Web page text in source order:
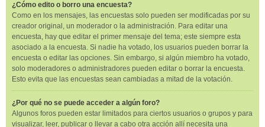
¿Cómo edito o borro una encuesta?
Como en los mensajes, las encuestas solo pueden ser modificadas por su
creador original, un moderador o la administración. Para editar una
encuesta, hay que editar el primer mensaje del tema; este siempre esta
asociado a la encuesta. Si nadie ha votado, los usuarios pueden borrar la
encuesta o editar las opciones. Sin embargo, si algún miembro ha votado,
solo moderadores o administradores pueden editar o borrar la encuesta.
Esto evita que las encuestas sean cambiadas a mitad de la votación.
¿Por qué no se puede acceder a algún foro?
Algunos foros pueden estar limitados para ciertos usuarios o grupos y para
visualizar, leer, publicar o llevar a cabo otra acción allí necesita una